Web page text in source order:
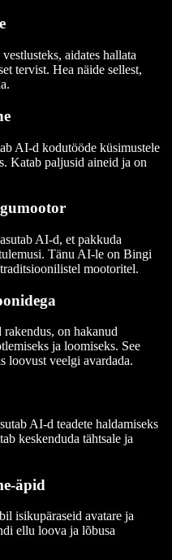
aidates hallata
tervist. Hea näide sellest,
AI-d kodutööde küsimustele
Katab paljusid aineid ja on
AI-d, et pakkuda
Tänu AI-le on Bingi
mootoritel.
rakendus, on hakanud
ja loomiseks. See
loovust veelgi avardada.
AI-d teadete haldamiseks
keskenduda tähtsale ja
äpid
isikupäraseid avatare ja
ellu loova ja lõbusa